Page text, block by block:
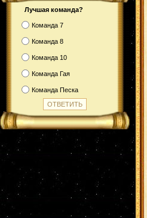
Лучшая команда?
Команда 7
Команда 8
Команда 10
Команда Гая
Команда Песка